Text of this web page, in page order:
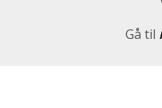
Gå til